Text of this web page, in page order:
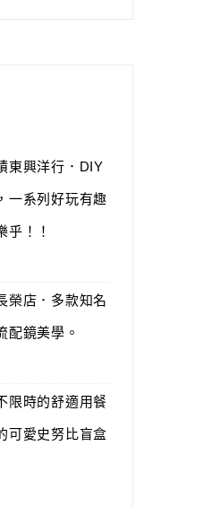
東興洋行．DIY
一系列好玩有趣
乎！！
榮店．多款知名
配鏡美學。
限時的舒適用餐
可愛史努比盲盒